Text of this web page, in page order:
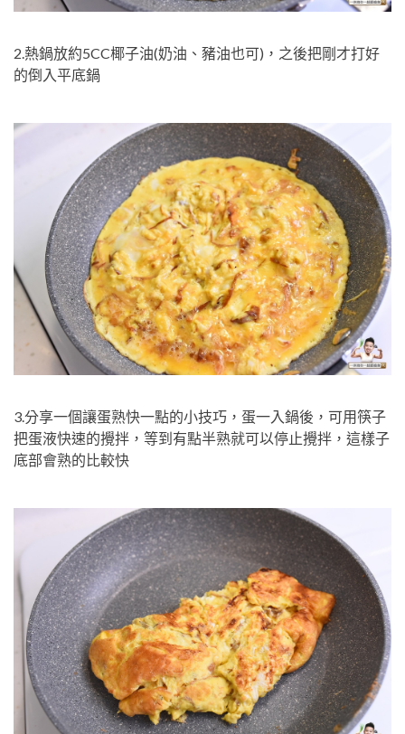
2.熱鍋放約5CC椰子油(奶油、豬油也可)，之後把剛才打好
的倒入平底鍋
3.分享一個讓蛋熟快一點的小技巧，蛋一入鍋後，可用筷子
把蛋液快速的攪拌，等到有點半熟就可以停止攪拌，這樣子
底部會熟的比較快